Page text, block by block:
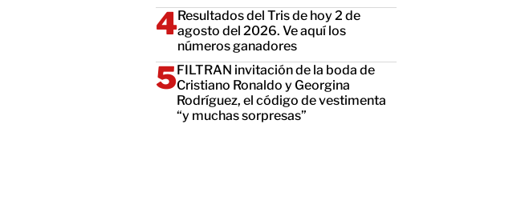
Resultados del Tris de hoy 2 de
agosto del 2026. Ve aquí los
números ganadores
FILTRAN invitación de la boda de
Cristiano Ronaldo y Georgina
Rodríguez, el código de vestimenta
“y muchas sorpresas”